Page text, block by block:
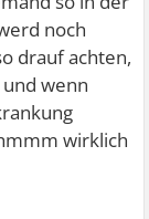
noch
drauf achten,
wenn
wirklich